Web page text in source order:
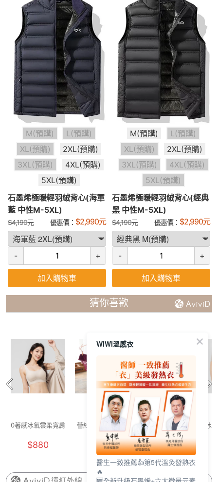
M(預購)
L(預購)
XL(預購)
2XL(預購)
3XL(預購)
4XL(預購)
5XL(預購)
石墨烯極暖輕羽絨背心(海軍
藍 中性M-5XL)
$4,190元 優惠價： $2,990元
- +
加入購物車
M(預購)
L(預購)
XL(預購)
2XL(預購)
3XL(預購)
4XL(預購)
5XL(預購)
石墨烯極暖輕羽絨背心(經典
黑 中性M-5XL)
$4,190元 優惠價： $2,990元
- +
加入購物車
猜你喜歡
0著感冰氧雲柔寬肩
$880
蕾絲性感美臀內褲
(深紅 女F)
$129
0著感冰氧雲柔寬肩
內衣(奶霜白 F-F+)
$880
冰
WIWI溫感衣
醫生一致推薦👍第5代溫灸發熱衣
🔥